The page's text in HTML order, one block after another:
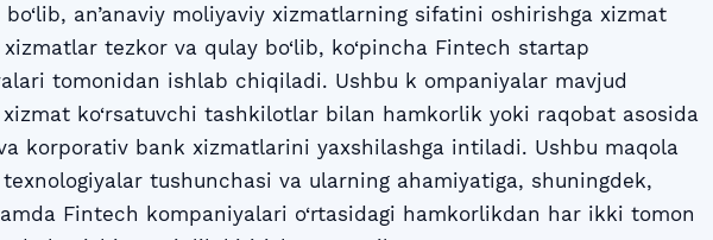
bo‘lib, an’anaviy moliyaviy xizmatlarning sifatini oshirishga xizmat
tezkor va qulay bo‘lib, ko‘pincha Fintech startap
tomonidan ishlab chiqiladi. Ushbu k ompaniyalar mavjud
ko‘rsatuvchi tashkilotlar bilan hamkorlik yoki raqobat asosida
korporativ bank xizmatlarini yaxshilashga intiladi. Ushbu maqola
tushunchasi va ularning ahamiyatiga, shuningdek,
Fintech kompaniyalari o‘rtasidagi hamkorlikdan har ikki tomon